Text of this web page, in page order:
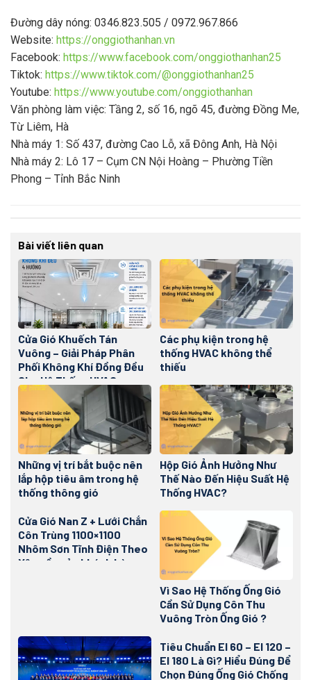
Đường dây nóng: 0346.823.505 / 0972.967.866
Website: https://onggiothanhan.vn
Facebook: https://www.facebook.com/onggiothanhan25
Tiktok: https://www.tiktok.com/@onggiothanhan25
Youtube: https://www.youtube.com/onggiothanhan
Văn phòng làm việc: Tầng 2, số 16, ngõ 45, đường Đồng Me,
Từ Liêm, Hà
Nhà máy 1: Số 437, đường Cao Lỗ, xã Đông Anh, Hà Nội
Nhà máy 2: Lô 17 – Cụm CN Nội Hoàng – Phường Tiền
Phong – Tỉnh Bắc Ninh
Bài viết liên quan
Cửa Gió Khuếch Tán
Vuông – Giải Pháp Phân
Phối Không Khí Đồng Đều
Cho Hệ Thống HVAC
Các phụ kiện trong hệ
thống HVAC không thể
thiếu
Những vị trí bắt buộc nên
lắp hộp tiêu âm trong hệ
thống thông gió
Hộp Gió Ảnh Hưởng Như
Thế Nào Đến Hiệu Suất Hệ
Thống HVAC?
Cửa Gió Nan Z + Lưới Chắn
Côn Trùng 1100×1100
Nhôm Sơn Tĩnh Điện Theo
Yêu cầu của khách hàng
Vì Sao Hệ Thống Ống Gió
Cần Sử Dụng Côn Thu
Vuông Tròn Ống Gió ?
Tiêu Chuẩn EI 60 – EI 120 –
EI 180 Là Gì? Hiểu Đúng Để
Chọn Đúng Ống Gió Chống